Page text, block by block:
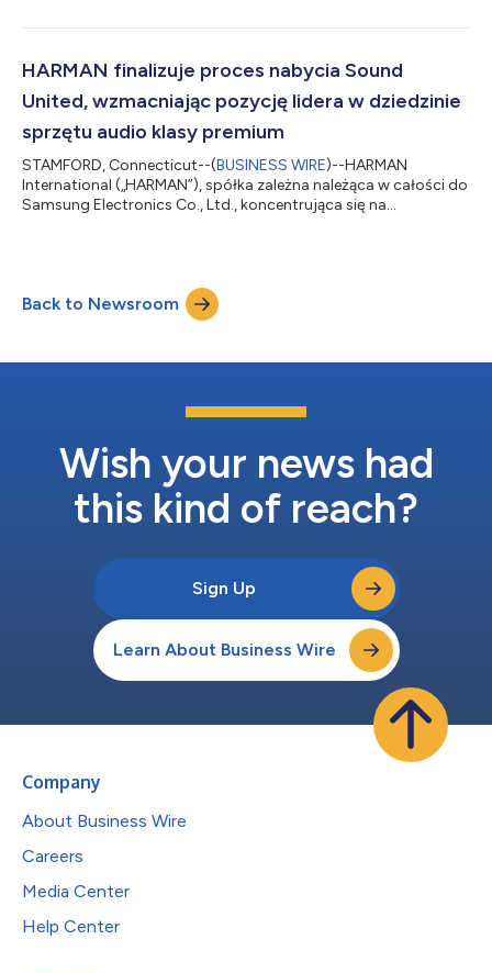
przejęcia segmentu zaawansowanych systemów
ADAS) ZF Group, obejmującego wiodące rozwiązania
komputerowe dla pojazdów, inteligentne kamery, radary i fun...
HARMAN finalizuje proces nabycia Sound
United, wzmacniając pozycję lidera w dziedzinie
sprzętu audio klasy premium
STAMFORD, Connecticut--(BUSINESS WIRE)--HARMAN
International („HARMAN”), spółka zależna należąca w całości do
Samsung Electronics Co., Ltd., koncentrująca się na
o finalizacji procesu nabycia Sound United, producenta
konsumenckich wyrobów audio należącego dotąd do Masimo
Corporation (NASDAQ: MASI). Do portfolio kultowych marek
Back to Newsroom
Wish your news had
this kind of reach?
Sign Up
Learn About Business Wire
Company
About Business Wire
Careers
Media Center
Help Center